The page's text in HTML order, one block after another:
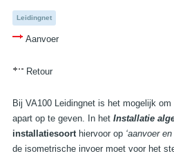
Leidingnet
Aanvoer
Retour
Bij VA100 Leidingnet is het mogelijk
apart op te geven. In het Installatie
installatiesoorthiervoor op ‘aanvoer
de isometrische invoer moet voor het